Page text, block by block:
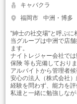
キャバクラ
福岡市
中洲・博多
"紳士の社交場"と呼ぶに
当グループは中洲で店
ます。
ナイトレジャー会社で
保険 等も完備しておりま
アルバイトから管理者
安心の法人（株式会社
経験を問わず、能力を
私達と一緒に勉強しな